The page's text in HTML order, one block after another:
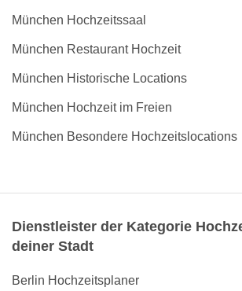
München Hochzeitssaal
München Restaurant Hochzeit
München Historische Locations
München Hochzeit im Freien
München Besondere Hochzeitslocations
Dienstleister der Kategorie
deiner Stadt
Berlin Hochzeitsplaner